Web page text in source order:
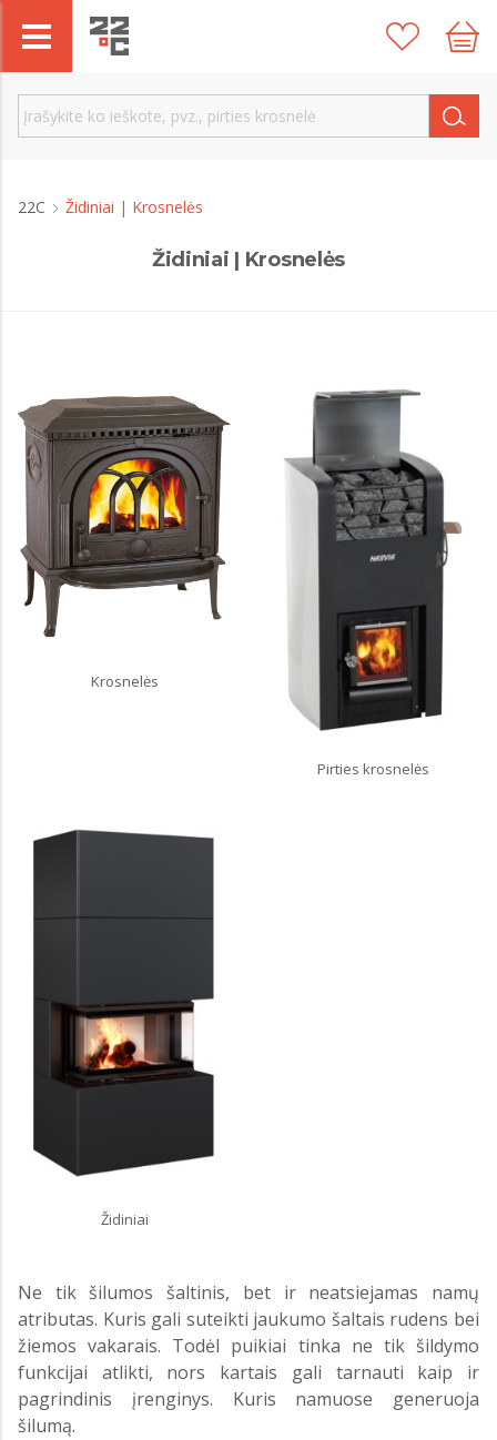
22C Židiniai | Krosnelės
Židiniai | Krosnelės
Krosnelės
Pirties krosnelės
Židiniai
Ne tik šilumos šaltinis, bet ir neatsiejamas namų
atributas. Kuris gali suteikti jaukumo šaltais rudens bei
žiemos vakarais. Todėl puikiai tinka ne tik šildymo
funkcijai atlikti, nors kartais gali tarnauti kaip ir
pagrindinis įrenginys. Kuris namuose generuoja
šilumą.